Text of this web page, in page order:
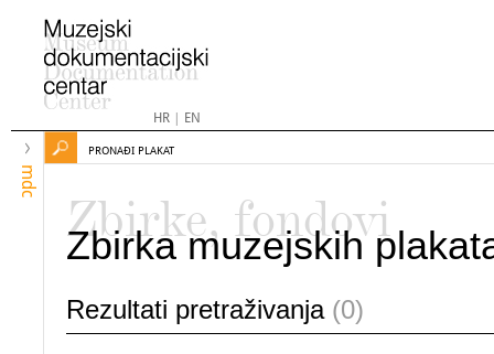
HR| EN
mdc
PRONAĐI PLAKAT
Zbirke, fondovi
Zbirka muzejskih
Rezultati pretraživanja (0)